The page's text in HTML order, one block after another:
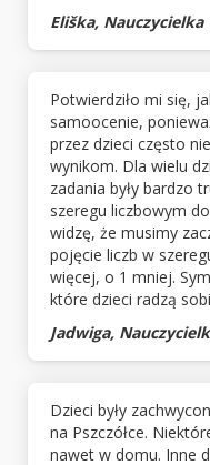
Eliška, Nauczycielka
Potwierdziło mi się,
samoocenie,
przez dzieci często
wynikom. Dla wielu
zadania były bardzo
szeregu liczbowym
widzę, że musimy
pojęcie liczb w
więcej, o 1 mniej.
które dzieci radzą
Jadwiga,
Dzieci były
na Pszczółce.
nawet w domu. Inne